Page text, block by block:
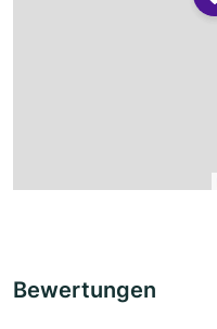
Bewertungen